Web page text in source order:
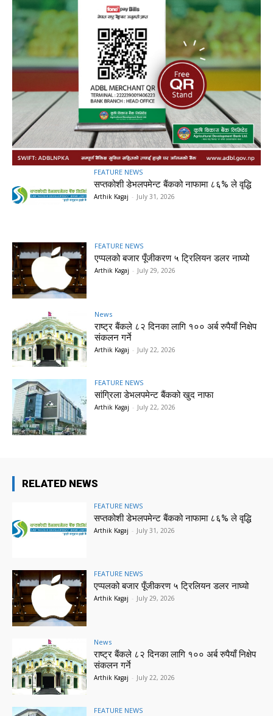
FEATURE NEWS
सप्तकोशी डेभलपमेन्ट बैंकको नाफामा ८६% ले वृद्धि
Arthik Kagaj - July 31, 2026
FEATURE NEWS
एप्पलको बजार पूँजीकरण ५ ट्रिलियन डलर नाघ्यो
Arthik Kagaj - July 29, 2026
News
राष्ट्र बैंकले ८२ दिनका लागि १०० अर्ब रुपैयाँ निक्षेप
संकलन गर्ने
Arthik Kagaj - July 22, 2026
FEATURE NEWS
सांग्रिला डेभलपमेन्ट बैंकको खुद नाफा
Arthik Kagaj - July 22, 2026
RELATED NEWS
FEATURE NEWS
सप्तकोशी डेभलपमेन्ट बैंकको नाफामा ८६% ले वृद्धि
Arthik Kagaj - July 31, 2026
FEATURE NEWS
एप्पलको बजार पूँजीकरण ५ ट्रिलियन डलर नाघ्यो
Arthik Kagaj - July 29, 2026
News
राष्ट्र बैंकले ८२ दिनका लागि १०० अर्ब रुपैयाँ निक्षेप
संकलन गर्ने
Arthik Kagaj - July 22, 2026
FEATURE NEWS